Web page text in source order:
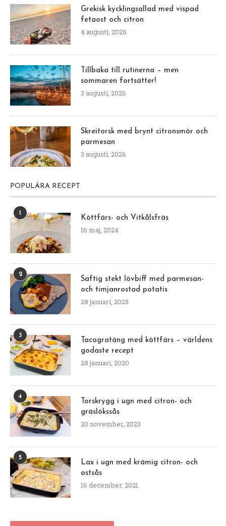
Grekisk kycklingsallad med vispad
fetaost och citron
4 augusti, 2026
Tillbaka till rutinerna – men
sommaren fortsätter!
3 augusti, 2026
Skreitorsk med brynt citronsmör och
parmesan
3 augusti, 2026
POPULÄRA RECEPT
Köttfärs- och Vitkålsfräs
16 maj, 2024
2
Saftig stekt lövbiff med parmesan-
och timjanrostad potatis
28 januari, 2025
3
Tacogratäng med köttfärs – världens
godaste recept
28 januari, 2020
4
Torskrygg i ugn med citron- och
gräslökssås
20 november, 2023
5
Lax i ugn med krämig citron- och
ostsås
16 december, 2021